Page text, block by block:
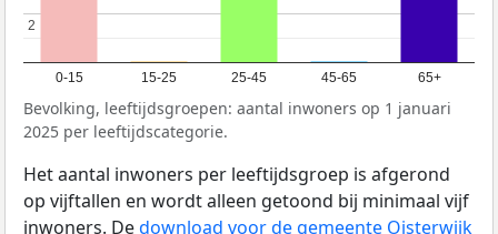
0-15 15-25 25-45 45-65 65+
2
2
Bevolking, leeftijdsgroepen: aantal inwoners op 1 januari
2025 per leeftijdscategorie.
Het aantal inwoners per leeftijdsgroep is afgerond
op vijftallen en wordt alleen getoond bij minimaal vijf
inwoners. Dedownload voor de gemeente Oisterwijk